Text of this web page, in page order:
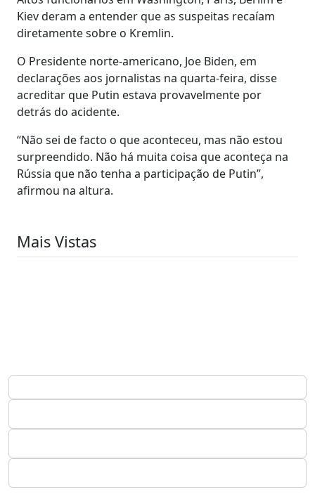
Kiev deram a entender que as suspeitas recaíam
diretamente sobre o Kremlin.
O Presidente norte-americano, Joe Biden, em
declarações aos jornalistas na quarta-feira, disse
acreditar que Putin estava provavelmente por
detrás do acidente.
“Não sei de facto o que aconteceu, mas não estou
surpreendido. Não há muita coisa que aconteça na
Rússia que não tenha a participação de Putin”,
afirmou na altura.
Mais Vistas